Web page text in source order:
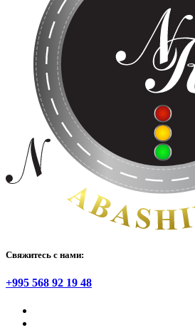
Свяжитесь с нами:
+995 568 92 19 48